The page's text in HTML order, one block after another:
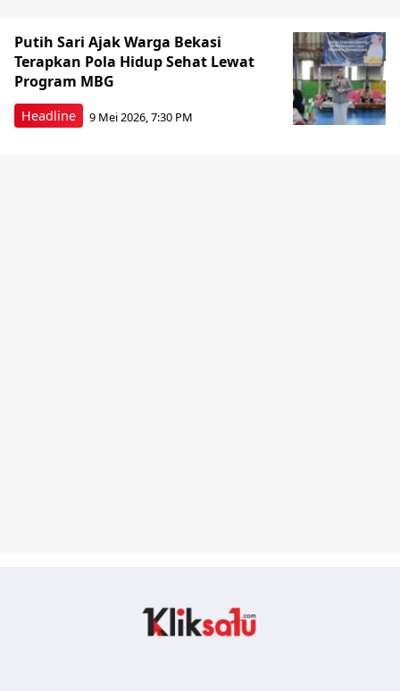
Headline
Putih Sari Ajak Warga Bekasi
Terapkan Pola Hidup Sehat Lewat
Program MBG
9 Mei 2026, 7:30 PM